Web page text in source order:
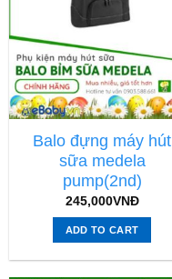
Balo đựng máy hút
sữa medela
pump(2nd)
245,000VNĐ
ADD TO CART